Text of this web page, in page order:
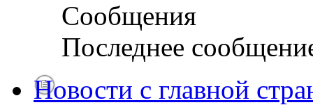
Сообщения
Последнее
Новости с главной